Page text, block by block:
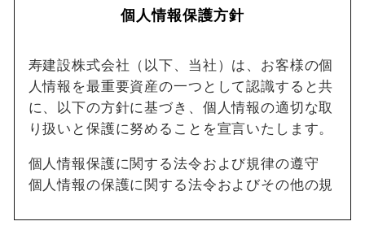
個人情報保護方針
寿建設株式会社（以下、当社）は、お客様の個
人情報を最重要資産の一つとして認識すると共
に、以下の方針に基づき、個人情報の適切な取
り扱いと保護に努めることを宣言いたします。
個人情報保護に関する法令および規律の遵守
個人情報の保護に関する法令およびその他の規